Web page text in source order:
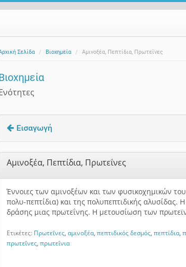
Σελίδα Βιοχημεία Αμινοξέα, Πεπτίδια, Πρωτεΐνες
Εισαγωγή
Αμινοξέα, Πεπτίδια, Πρωτεΐνες
Έννοιες των αμινοξέων και των φυσικοχημικών
πολυ-πεπτίδια) και της πολυπεπτιδικής
δράσης μιας πρωτεΐνης. Η μετουσίωση των
Ετικέτες: Πρωτεΐνες ,αμινοξέα ,πεπτιδικός δεσμός ,πεπτίδια ,
πρωτεΐνες ,πρωτεΐνια